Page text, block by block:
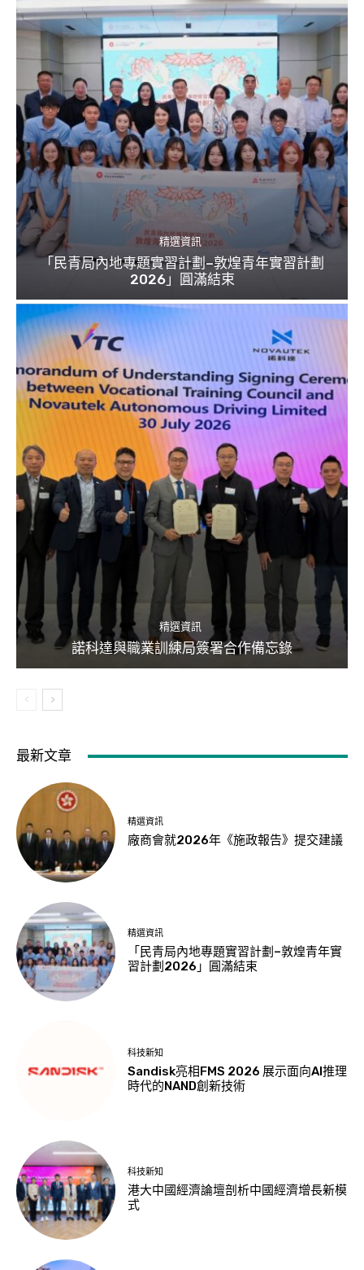
精選資訊
「民青局內地專題實習計劃–敦煌青年實習計劃
2026」圓滿結束
精選資訊
諾科達與職業訓練局簽署合作備忘錄
最新文章
精選資訊
廠商會就2026年《施政報告》提交建議
精選資訊
「民青局內地專題實習計劃–敦煌青年實
習計劃2026」圓滿結束
科技新知
Sandisk亮相FMS 2026 展示面向AI推理
時代的NAND創新技術
科技新知
港大中國經濟論壇剖析中國經濟增長新模
式